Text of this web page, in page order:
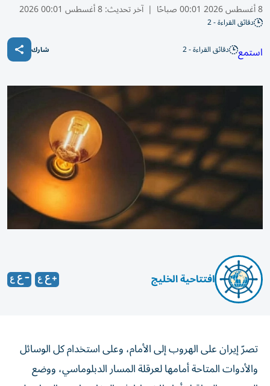
8 أغسطس 2026 00:01 صباحًا | آخر تحديث:8 أغسطس 00:01 2026
دقائق القراءة - 2
استمع دقائق القراءة - 2 شارك
افتتاحية الخليج
تصرّ إيران على الهروب إلى الأمام، وعلى استخدام كل الوسائل
والأدوات المتاحة أمامها لعرقلة المسار الدبلوماسي، ووضع
المزيد من العراقيل أمام الانخراط في المفاوضات، والعمل على